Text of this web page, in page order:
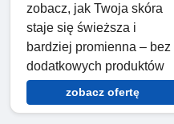
zobacz, jak Twoja skóra
staje się świeższa i
bardziej promienna – bez
dodatkowych produktów
zobacz ofertę